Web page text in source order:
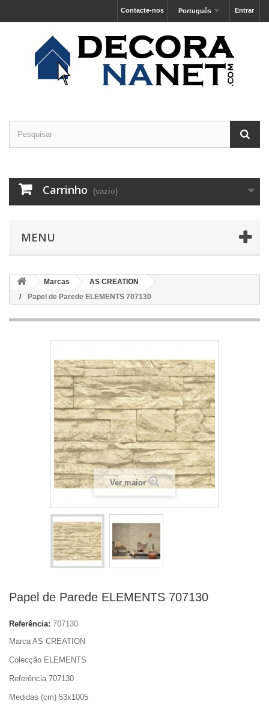
Entrar
Português
Contacte-nos
Carrinho (vazio)
MENU
Marcas
AS CREATION
Papel de Parede ELEMENTS 707130
Ver maior
Papel de Parede ELEMENTS 707130
Referência: 707130
Marca AS CREATION
Colecção ELEMENTS
Referência 707130
Medidas (cm) 53x1005